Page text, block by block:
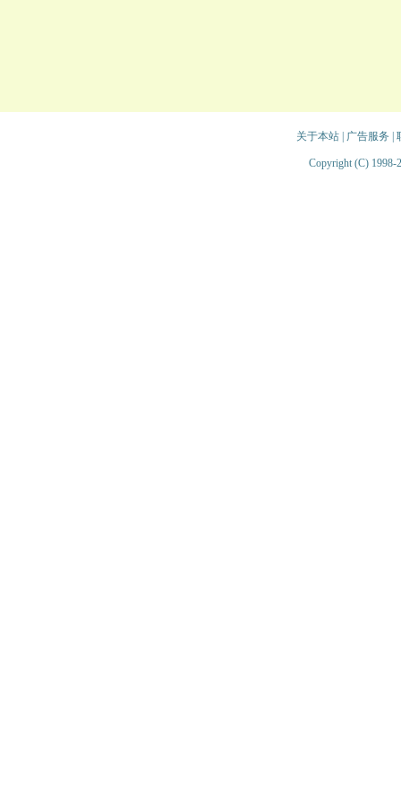
关于本站| 广告服务
Copyright (C) 1998-